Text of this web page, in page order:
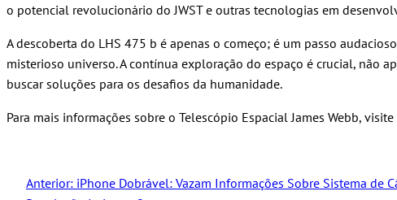
o potencial revolucionário do JWST e outras tecnologias em
A descoberta do LHS 475 b é apenas o começo; é um passo
misterioso universo. A contínua exploração do espaço é crucial, não
buscar soluções para os desafios da humanidade.
Para mais informações sobre o Telescópio Espacial James Webb, visite
Anterior: iPhone Dobrável: Vazam Informações Sobre Sistema de